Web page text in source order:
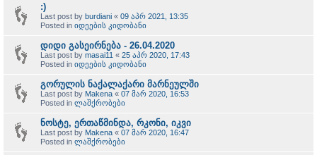
:)
Last post by burdiani « 09 აპრ 2021, 13:35
Posted in იდეების კიდობანი
დიდი გასეირნება - 26.04.2020
Last post by masai11 « 25 აპრ 2020, 17:43
Posted in იდეების კიდობანი
გორულის ნაქალაქარი მარნეულში
Last post by Makena « 07 მარ 2020, 16:53
Posted in ლაშქრობები
ნოსტე, ერთაწმინდა, რკონი, იკვი
Last post by Makena « 07 მარ 2020, 16:47
Posted in ლაშქრობები